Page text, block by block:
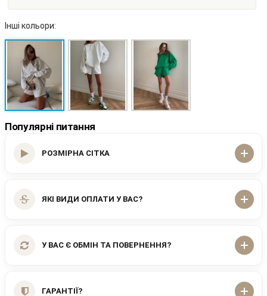
Інші кольори:
Популярні питання
РОЗМІРНА СІТКА
ЯКІ ВИДИ ОПЛАТИ У ВАС?
У ВАС Є ОБМІН ТА ПОВЕРНЕННЯ?
ГАРАНТІЇ?